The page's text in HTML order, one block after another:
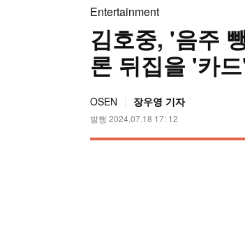
Entertainment
김호중, '음주
론 뒤집을 '카
OSEN 장우영 기자
발행 2024.07.18 17: 12